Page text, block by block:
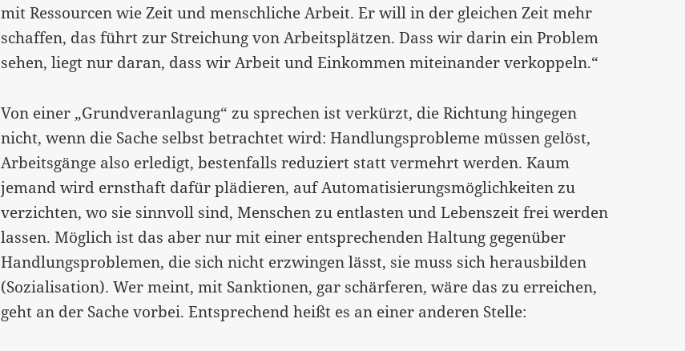
mit Ressourcen wie Zeit und menschliche Arbeit. Er will in der gleichen Zeit mehr
schaffen, das führt zur Streichung von Arbeitsplätzen. Dass wir darin ein Problem
sehen, liegt nur daran, dass wir Arbeit und Einkommen miteinander verkoppeln.“
Von einer „Grundveranlagung“ zu sprechen ist verkürzt, die Richtung hingegen
nicht, wenn die Sache selbst betrachtet wird: Handlungsprobleme müssen gelöst,
Arbeitsgänge also erledigt, bestenfalls reduziert statt vermehrt werden. Kaum
jemand wird ernsthaft dafür plädieren, auf Automatisierungsmöglichkeiten zu
verzichten, wo sie sinnvoll sind, Menschen zu entlasten und Lebenszeit frei werden
lassen. Möglich ist das aber nur mit einer entsprechenden Haltung gegenüber
Handlungsproblemen, die sich nicht erzwingen lässt, sie muss sich herausbilden
(Sozialisation). Wer meint, mit Sanktionen, gar schärferen, wäre das zu erreichen,
geht an der Sache vorbei. Entsprechend heißt es an einer anderen Stelle: